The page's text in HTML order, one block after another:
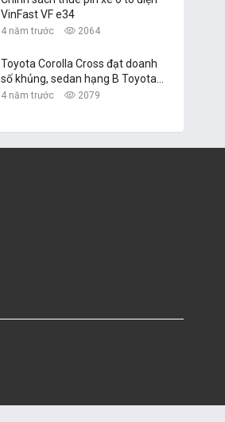
VinFast VF e34
4 năm trước 2064
Toyota Corolla Cross đạt doanh
số khủng, sedan hạng B Toyota
Vios vững ngôi vàng
4 năm trước 2079